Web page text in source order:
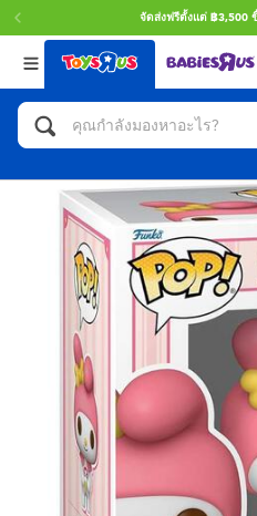
จัดส่งฟรีตั้งแต่ ฿3,500
กลับ
หมวดหมู่
แอคชั่นฟิกเกอร์ และกา
จักรยาน สกู๊ตเตอร์ และ
ตัวต่อและ LEGO
รถของเล่น, รถบรรทุกข
และรีโมทบังคับ
กิจกรรมและงานคราฟ
ตุ๊กตาและของสะสม
อุปกรณ์อิเล็คทรอนิกส์
กลับ
แบรนด์
Toy Story ทอย สตอรี่
Super Mario ซูเปอร์ มา
Star Wars
LEGOเลโก้
Blokees บล็อคคีส์
Zuru ซูรู
X-Shot
กลับ
Age
0~2 ปี
3~4 ปี
5~7 ปี
8~11 ปี
12~14 ปี
14+ ปี